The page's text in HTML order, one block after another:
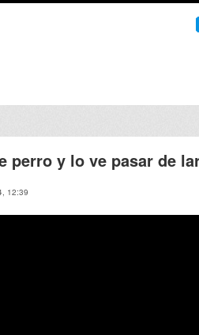
perro y lo ve pasar de
12:39